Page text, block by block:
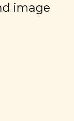
image